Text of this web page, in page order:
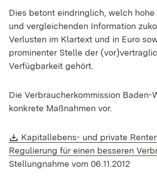
Dies betont eindringlich, welch
und vergleichenden Information
Verlusten im Klartext und in Euro
prominenter Stelle der
Verfügbarkeit gehört.
Die Verbraucherkommission
konkrete Maßnahmen vor.
Download:
Kapitallebens- und private
Regulierung für einen besseren
Stellungnahme vom 06.11.2012